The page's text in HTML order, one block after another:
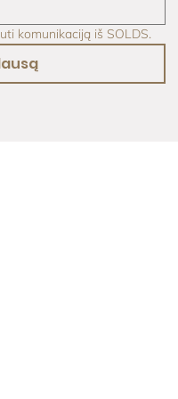
komunikaciją iš SOLDS.